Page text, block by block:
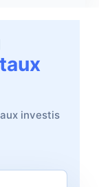
investis